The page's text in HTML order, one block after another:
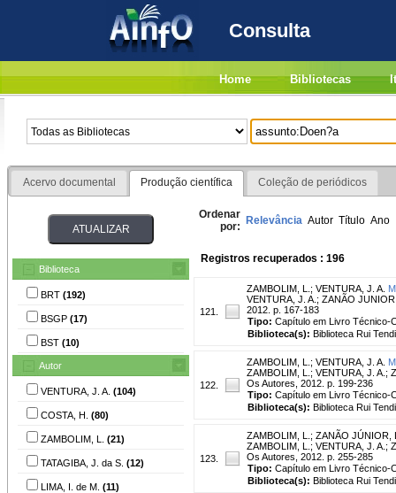
Consulta
Home Bibliotecas
Acervo documental Produção científica Coleção de periódicos
Biblioteca
BRT (192)
BSGP (17)
BST (10)
Autor
VENTURA, J. A. (104)
COSTA, H. (80)
ZAMBOLIM, L. (21)
TATAGIBA, J. da S. (12)
LIMA, I. de M. (11)
Ordenar
por: Relevância Autor Título Ano
Registros recuperados : 196
121.
ZAMBOLIM, L. ; VENTURA, J. A.
VENTURA, J. A.; ZANÃO
2012. p. 167-183
Tipo: Capítulo em Livro Técnico-
Biblioteca(s): Biblioteca Rui
122.
ZAMBOLIM, L. ; VENTURA, J. A.
ZAMBOLIM, L.; VENTURA, J. A.;
Os Autores, 2012. p. 199-236
Tipo: Capítulo em Livro Técnico-
Biblioteca(s): Biblioteca Rui
123.
ZAMBOLIM, L. ; ZANÃO JÚNIOR,
ZAMBOLIM, L.; VENTURA, J. A.;
Os Autores, 2012. p. 255-285
Tipo: Capítulo em Livro Técnico-
Biblioteca(s): Biblioteca Rui